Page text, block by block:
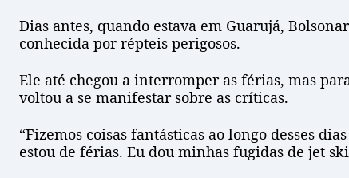
Dias antes, quando estava em Guarujá,
conhecida por répteis perigosos.
Ele até chegou a interromper as férias, mas
voltou a se manifestar sobre as críticas.
“Fizemos coisas fantásticas ao longo desses
estou de férias. Eu dou minhas fugidas de jet